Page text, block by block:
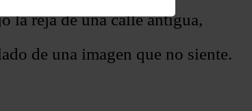
la reja de una calle antigua,
de una imagen que no siente.